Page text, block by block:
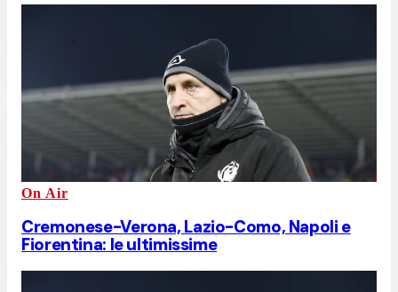
On Air
Cremonese-Verona, Lazio-Como, Napoli e
Fiorentina: le ultimissime